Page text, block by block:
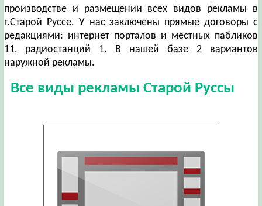
производстве и размещении всех видов рекламы в
г.Старой Руссе. У нас заключены прямые договоры с
редакциями: интернет порталов и местных пабликов
11, радиостанций 1. В нашей базе 2 вариантов
наружной рекламы.
Все виды рекламы Старой Руссы